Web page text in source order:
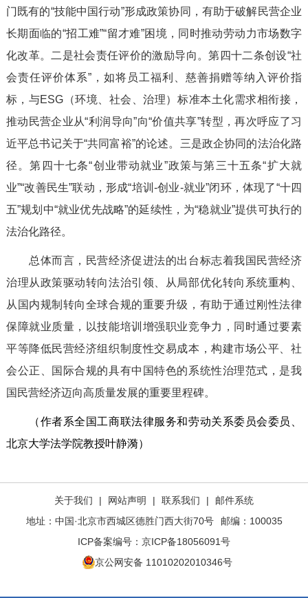
门既有的“技能中国行动”形成政策协同，有助于破解民营企业
长期面临的“招工难”“留才难”困境，同时推动劳动力市场数字
化改革。二是社会责任评价的激励导向。第四十二条创设“社
会责任评价体系”，如将员工福利、慈善捐赠等纳入评价指
标，与ESG（环境、社会、治理）标准本土化需求相衔接，
推动民营企业从“利润导向”向“价值共享”转型，再次呼应了习
近平总书记关于“共同富裕”的论述。三是政企协同的法治化路
径。第四十七条“创业带动就业”政策与第三十五条“扩大就
业”“改善民生”联动，形成“培训-创业-就业”闭环，体现了“十四
五”规划中“就业优先战略”的延续性，为“稳就业”提供可执行的
法治化路径。
总体而言，民营经济促进法的出台标志着我国民营经济
治理从政策驱动转向法治引领、从局部优化转向系统重构、
从国内规制转向全球合规的重要升级，有助于通过刚性法律
保障就业质量，以技能培训增强职业竞争力，同时通过要素
平等降低民营经济组织制度性交易成本，构建市场公平、社
会公正、国际合规的具有中国特色的系统性治理范式，是我
国民营经济迈向高质量发展的重要里程碑。
（作者系全国工商联法律服务和劳动关系委员会委员、
北京大学法学院教授叶静漪）
关于我们 | 网站声明 | 联系我们 |
邮件系统
地址：中国·北京市西城区德胜门西大街70号
邮编：100035
ICP备案编号： 京ICP备18056091号
京公网安备 11010202010346号